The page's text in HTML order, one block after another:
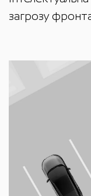
загрозу